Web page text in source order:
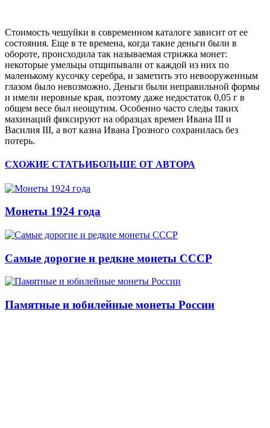
Стоимость чешуйки в современном каталоге зависит от ее
состояния. Еще в те времена, когда такие деньги были в
обороте, происходила так называемая стрижка монет:
некоторые умельцы отщипывали от каждой из них по
маленькому кусочку серебра, и заметить это невооруженным
глазом было невозможно. Деньги были неправильной формы
и имели неровные края, поэтому даже недостаток 0,05 г в
общем весе был неощутим. Особенно часто следы таких
махинаций фиксируют на образцах времен Ивана III и
Василия III, а вот казна Ивана Грозного сохранилась без
потерь.
СХОЖИЕ СТАТЬИБОЛЬШЕ ОТ АВТОРА
Монеты 1924 года
Самые дорогие и редкие монеты СССР
Памятные и юбилейные монеты России